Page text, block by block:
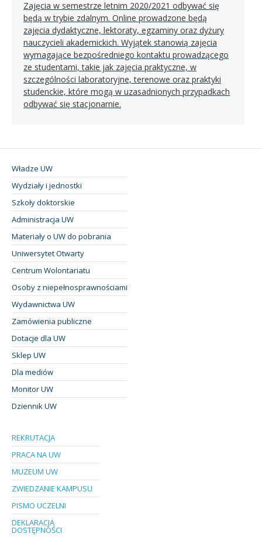
Zajęcia w semestrze letnim 2020/2021 odbywać się
będą w trybie zdalnym. Online prowadzone będą
zajęcia dydaktyczne, lektoraty, egzaminy oraz dyżury
nauczycieli akademickich. Wyjątek stanowią zajęcia
wymagające bezpośredniego kontaktu prowadzącego
ze studentami, takie jak zajęcia praktyczne, w
szczególności laboratoryjne, terenowe oraz praktyki
studenckie, które mogą w uzasadnionych przypadkach
odbywać się stacjonarnie.
Władze UW
Wydziały i jednostki
Szkoły doktorskie
Administracja UW
Materiały o UW do pobrania
Uniwersytet Otwarty
Centrum Wolontariatu
Osoby z niepełnosprawnościami
Wydawnictwa UW
Zamówienia publiczne
Dotacje dla UW
Sklep UW
Dla mediów
Monitor UW
Dziennik UW
REKRUTACJA
PRACA NA UW
MUZEUM UW
ZWIEDZANIE KAMPUSU
PISMO UCZELNI
DEKLARACJA
DOSTĘPNOŚCI